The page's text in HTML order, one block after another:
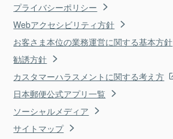
プライバシーポリシー
Webアクセシビリティ方針
お客さま本位の業務運営に関する基本方針
勧誘方針
カスタマーハラスメントに関する考え方
日本郵便公式アプリ一覧
ソーシャルメディア
サイトマップ